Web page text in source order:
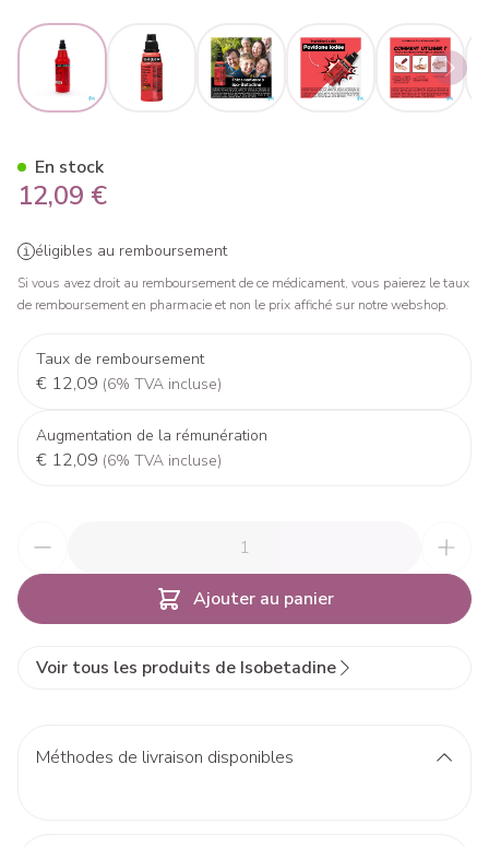
View larger imageView larger imageView larger imageView larger image
View
12,09 €
éligibles au remboursement
Si vous avez droit au remboursement de ce médicament, vous paierez le taux
de remboursement en pharmacie et non le prix affiché sur notre webshop.
Taux de remboursement
€ 12,09 (6% TVA incluse)
Augmentation de la rémunération
€ 12,09 (6% TVA incluse)
Ajouter au panier
En stock
Voir tous les produits de Isobetadine
Méthodes de livraison disponibles